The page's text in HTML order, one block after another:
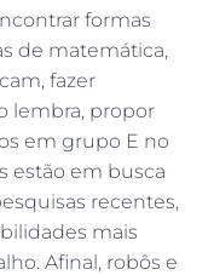
formas
de matemática,
fazer
lembra, propor
em grupo E no
estão em busca
recentes,
mais
Afinal, robôs e